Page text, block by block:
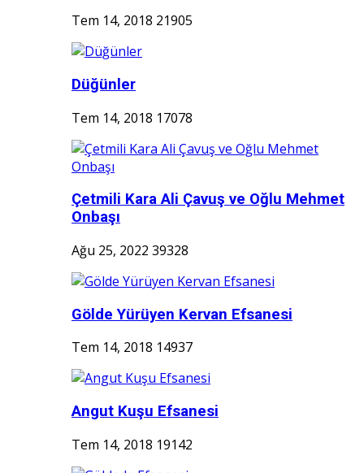
Tem 14, 2018 21905
Düğünler
Tem 14, 2018 17078
Çetmili Kara Ali Çavuş ve Oğlu Mehmet
Onbaşı
Ağu 25, 2022 39328
Gölde Yürüyen Kervan Efsanesi
Tem 14, 2018 14937
Angut Kuşu Efsanesi
Tem 14, 2018 19142